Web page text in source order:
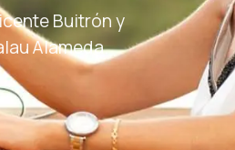
Buitrón y
Alameda.